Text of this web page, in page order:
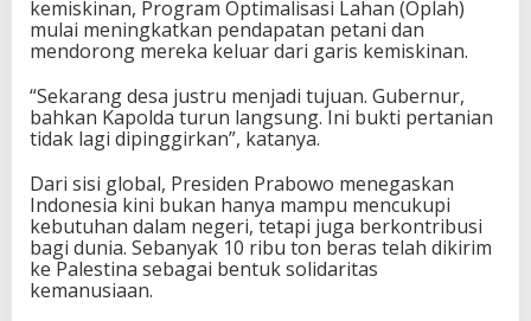
kemiskinan, Program Optimalisasi Lahan (Oplah)
mulai meningkatkan pendapatan petani dan
mendorong mereka keluar dari garis kemiskinan.
“Sekarang desa justru menjadi tujuan. Gubernur,
bahkan Kapolda turun langsung. Ini bukti pertanian
tidak lagi dipinggirkan”, katanya.
Dari sisi global, Presiden Prabowo menegaskan
Indonesia kini bukan hanya mampu mencukupi
kebutuhan dalam negeri, tetapi juga berkontribusi
bagi dunia. Sebanyak 10 ribu ton beras telah dikirim
ke Palestina sebagai bentuk solidaritas
kemanusiaan.